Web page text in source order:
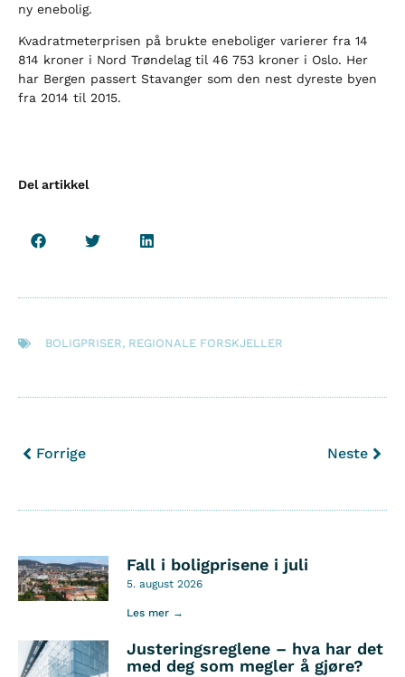
ny enebolig.
Kvadratmeterprisen på brukte eneboliger varierer fra 14
814 kroner i Nord Trøndelag til 46 753 kroner i Oslo. Her
har Bergen passert Stavanger som den nest dyreste byen
fra 2014 til 2015.
Del artikkel
BOLIGPRISER, REGIONALE FORSKJELLER
Forrige Neste
Fall i boligprisene i juli
5. august 2026
Les mer →
Justeringsreglene – hva har det
med deg som megler å gjøre?